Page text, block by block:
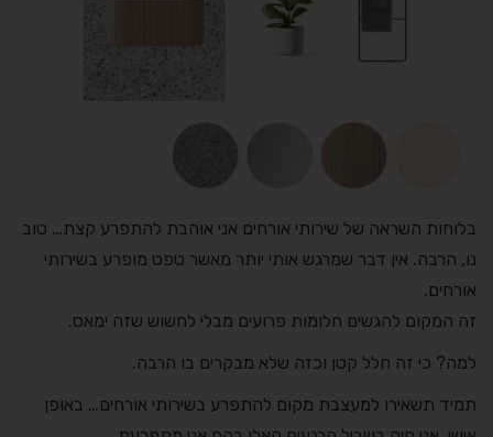
בלוחות השראה של שירותי אורחים אני אוהבת להתפרע קצת… טוב
נו, הרבה. אין דבר שמרגש אותי יותר מאשר טפט מופרע בשירותי
אורחים.
זה המקום להגשים חלומות פרועים מבלי לחשוש שזה ימאס.
למה? כי זה חלל קטן וכזה שלא מבקרים בו הרבה.
תמיד תשאירו למעצבת מקום להתפרע בשירותי אורחים… באופן